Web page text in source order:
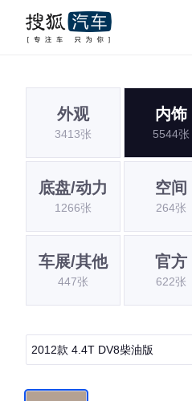
外观
3413张
内饰
5544张
底盘/动力
1266张
空间
264张
车展/其他
447张
官方
622张
2012款 4.4T DV8柴油版